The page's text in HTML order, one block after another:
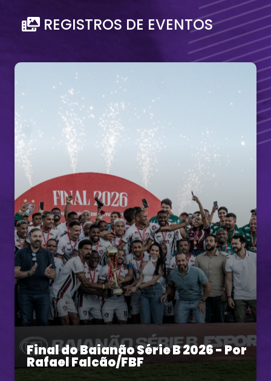
REGISTROS DE EVENTOS
Final do Baianão Série B 2026 - Por
Rafael Falcão/FBF